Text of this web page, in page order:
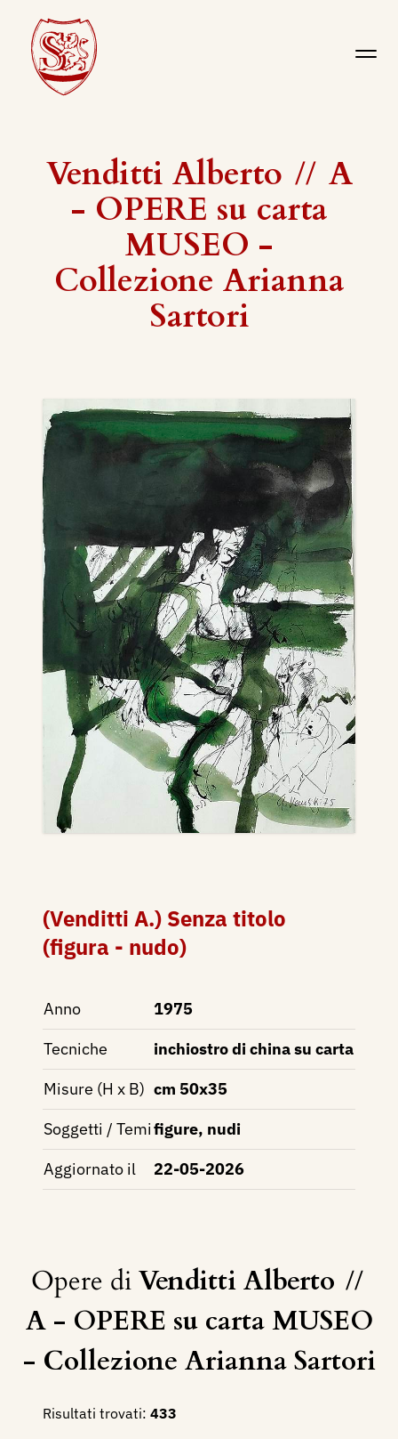
Venditti Alberto // A
- OPERE su carta
MUSEO -
Collezione Arianna
Sartori
(Venditti A.) Senza titolo
(figura - nudo)
Anno
1975
Tecniche
inchiostro di china su carta
Misure (H x B) cm 50x35
Soggetti / Temifigure, nudi
Aggiornato il
22-05-2026
Opere diVenditti Alberto //
A - OPERE su carta MUSEO
- Collezione Arianna Sartori
Risultati trovati: 433